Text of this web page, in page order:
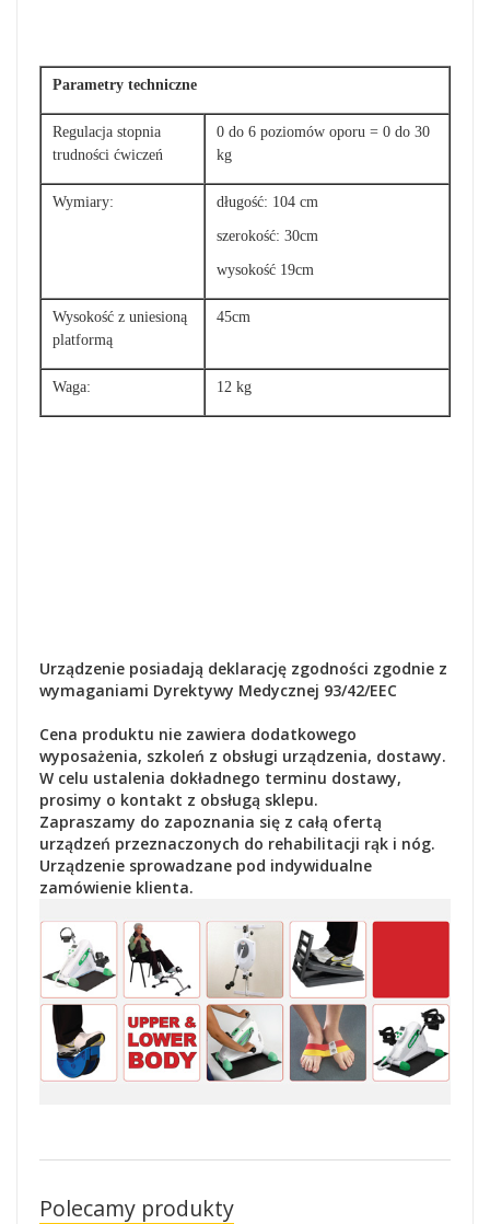
Parametry techniczne
Regulacja stopnia
trudności ćwiczeń
0 do 6 poziomów oporu = 0 do 30
kg
Wymiary: długość: 104 cm
szerokość: 30cm
wysokość 19cm
Wysokość z uniesioną
platformą
45cm
Waga: 12 kg
Urządzenie posiadają deklarację zgodności zgodnie z
wymaganiami Dyrektywy Medycznej 93/42/EEC
Cena produktu nie zawiera dodatkowego
wyposażenia, szkoleń z obsługi urządzenia, dostawy.
W celu ustalenia dokładnego terminu dostawy,
prosimy o kontakt z obsługą sklepu.
Zapraszamy do zapoznania się z całą ofertą
urządzeń przeznaczonych do rehabilitacji rąk i nóg.
Urządzenie sprowadzane pod indywidualne
zamówienie klienta.
Polecamy produkty